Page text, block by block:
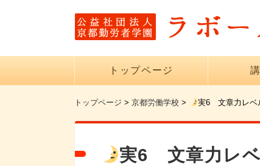
トップページ
トップページ > 京都労働学校 > 実6 文章力レベ
実6 文章力レ